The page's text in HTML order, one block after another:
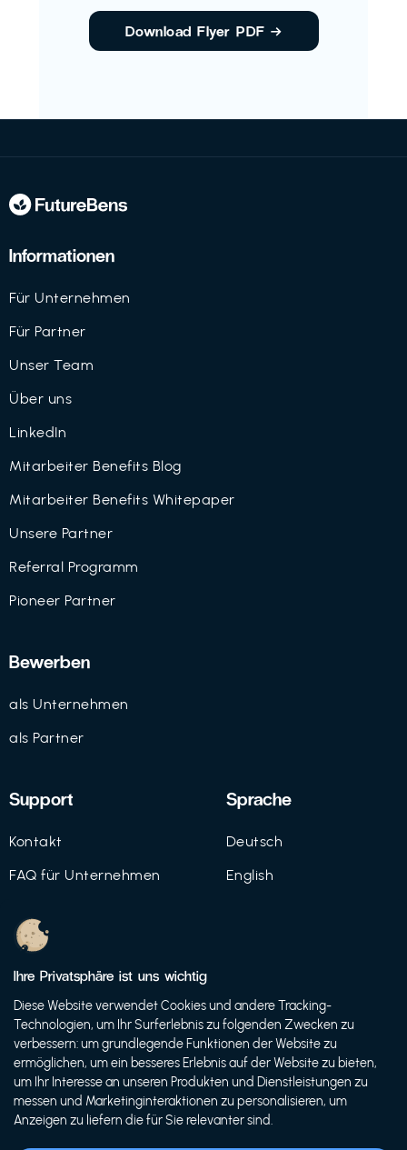
Download Flyer PDF →
Informationen
Für Unternehmen
Für Partner
Unser Team
Über uns
LinkedIn
Mitarbeiter Benefits Blog
Mitarbeiter Benefits Whitepaper
Unsere Partner
Referral Programm
Pioneer Partner
Bewerben
als Unternehmen
als Partner
Support
Kontakt
FAQ für Unternehmen
Datenschutz
Nutzungsbedingungen
Sprache
Deutsch
English
© 2021 FutureBens GmbH
Ihre Privatsphäre ist uns wichtig
Diese Website verwendet Cookies und andere Tracking-
Technologien, um Ihr Surferlebnis zu folgenden Zwecken zu
verbessern: um grundlegende Funktionen der Website zu
ermöglichen, um ein besseres Erlebnis auf der Website zu bieten,
um Ihr Interesse an unseren Produkten und Dienstleistungen zu
messen und Marketinginteraktionen zu personalisieren, um
Anzeigen zu liefern die für Sie relevanter sind.